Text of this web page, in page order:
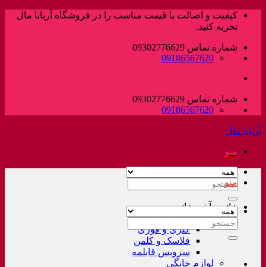
پرش
کیفیت و اصالت با قیمت مناسب را در فروشگاه آربابا مال
تجربه کنید.
شماره تماس 09302776629
09186567620
شماره تماس 09302776629
09186567620
آربابا مال
منو
جستجو
خانه و آشپزخانه
لوازم خانگی غیر برقی
کتری و قوری
فلاسک و کلمن
سرویس قابلمه
لوازم خانگی
منو
جستجو